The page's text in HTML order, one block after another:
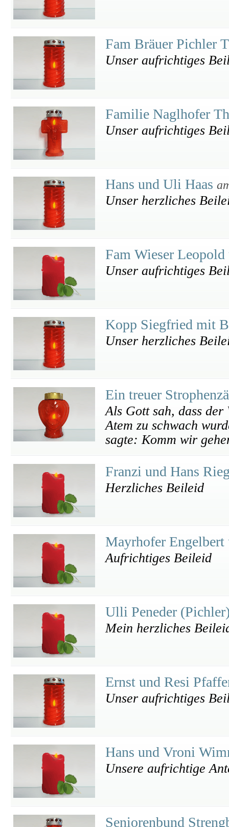
Fam Bräuer Pichler
Unser aufrichtiges
Familie Naglhofer
Unser aufrichtiges
Hans und Uli Haas
Unser herzliches
Fam Wieser
Unser aufrichtiges
Kopp Siegfried mit
Unser herzliches
Ein treuer
Als Gott sah, dass
Atem zu schwach
sagte: Komm wir
Franzi und Hans
Herzliches Beileid
Mayrhofer
Aufrichtiges Beileid
Ulli Peneder
Mein herzliches
Ernst und Resi
Unser aufrichtiges
Hans und Vroni
Unsere aufrichtige
Seniorenbund